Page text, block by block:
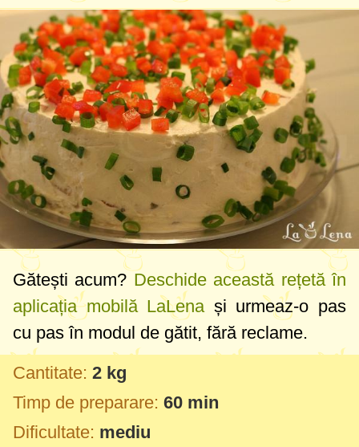
Gătești acum? Deschide această rețetă în
aplicația mobilă LaLena și urmeaz-o pas
cu pas în modul de gătit, fără reclame.
Cantitate: 2 kg
Timp de preparare: 60 min
Dificultate: mediu